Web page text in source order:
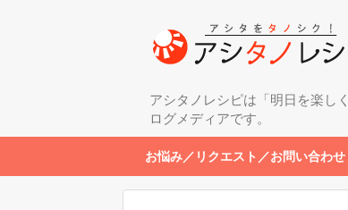
アシタノレシピは「明日を楽し
ログメディアです。
お悩み／リクエスト／お問い合わせ